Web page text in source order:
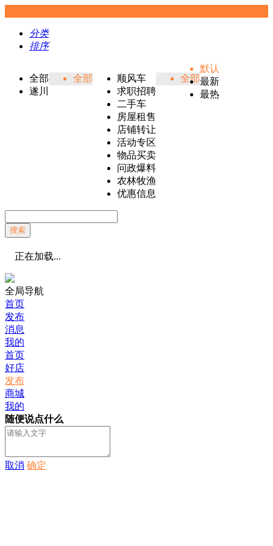
分类
排序
全部
遂川
全部
顺风车
求职招聘
二手车
房屋租售
店铺转让
活动专区
物品买卖
问政爆料
农林牧渔
优惠信息
全部
默认
最新
最热
搜索
正在加载...
全局导航
首页
发布
消息
我的
首页
好店
发布
商城
我的
随便说点什么
取消 确定